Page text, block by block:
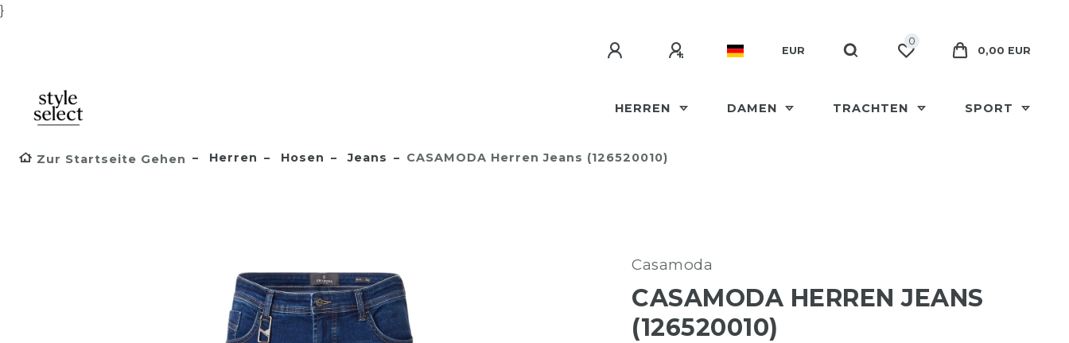
}
EUR
0
0,00 EUR
HERREN DAMEN TRACHTEN SPORT
Zur Startseite Gehen Herren Hosen Jeans CASAMODA Herren Jeans (126520010)
Casamoda
CASAMODA HERREN JEANS
(126520010)